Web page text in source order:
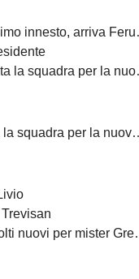
innesto, arriva Feruglio
per la nuova stagione
per la nuova stagione
per mister Gregoratti